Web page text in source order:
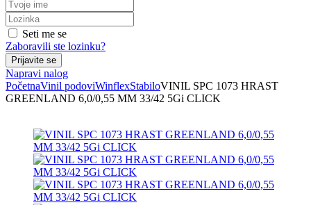
Seti me se
Zaboravili ste lozinku?
Napravi nalog
PočetnaVinil podoviWinflexStabiloVINIL SPC 1073 HRAST
GREENLAND 6,0/0,55 MM 33/42 5Gi CLICK